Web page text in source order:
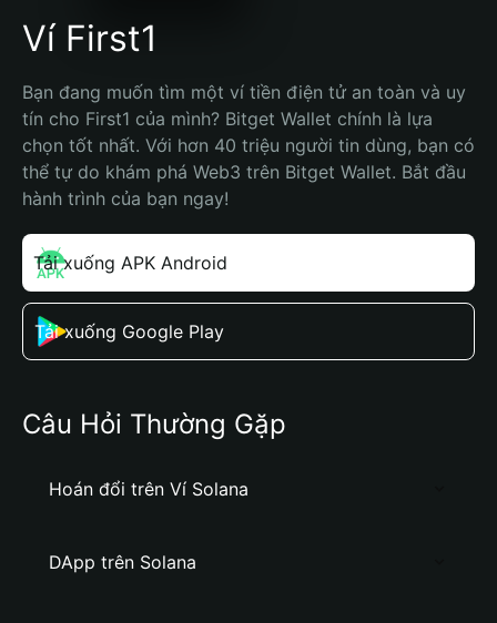
Ví First1
Bạn đang muốn tìm một ví tiền điện tử an toàn và uy
tín cho First1 của mình? Bitget Wallet chính là lựa
chọn tốt nhất. Với hơn 40 triệu người tin dùng, bạn có
thể tự do khám phá Web3 trên Bitget Wallet. Bắt đầu
hành trình của bạn ngay!
Tải xuống APK Android
Tải xuống Google Play
Câu Hỏi Thường Gặp
Hoán đổi trên Ví Solana
DApp trên Solana